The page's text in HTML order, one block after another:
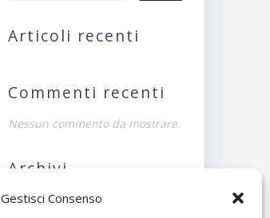
Gestisci Consenso
Articoli recenti
Commenti recenti
Nessun commento da mostrare.
Archivi
Nessun archivio da